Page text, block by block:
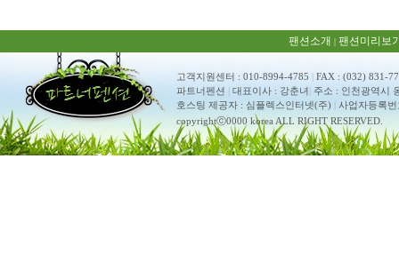
팬션소개 | 팬션미리보
고객지원센터 : 010-8994-4785 | FAX : (032) 831-
파트너펜션 | 대표이사 : 강춘녀| 주소 : 인천광역시
호스팅 제공자 : 심플렉스인터넷(주)
사업자등록
copyrightⓒ0000 korea ALL RIGHT RESERVED.